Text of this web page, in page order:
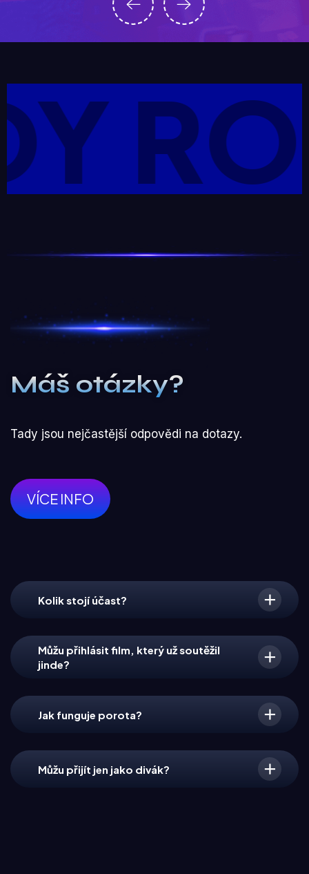
Máš otázky?
Tady jsou nejčastější odpovědi na dotazy.
VÍCE INFO
Kolik stojí účast?
Můžu přihlásit film, který už soutěžil
jinde?
Jak funguje porota?
Můžu přijít jen jako divák?